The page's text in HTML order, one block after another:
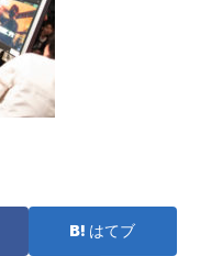
はてブ